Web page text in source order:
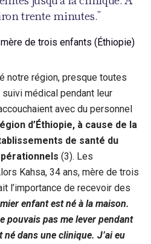
trente minutes.”
de trois enfants (Éthiopie)
notre région, presque toutes
médical pendant leur
avec du personnel
d’Éthiopie, à cause de la
de santé du
(3). Les
Kahsa, 34 ans, mère de trois
l’importance de recevoir des
enfant est né à la maison.
pouvais pas me lever pendant
dans une clinique. J’ai eu